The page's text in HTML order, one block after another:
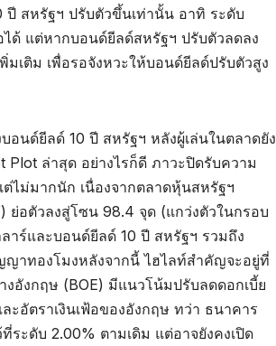
ปี สหรัฐฯ ปรับตัวขึ้นเท่านั้น อาทิ ระดับ
ด้ แต่หากบอนด์ยีลด์สหรัฐฯ ปรับตัวลดลง
มเติม เพื่อรอจังหวะให้บอนด์ยีลด์ปรับตัวสูง
อนด์ยีลด์ 10 ปี สหรัฐฯ หลังผู้เล่นในตลาดยัง
Plot ล่าสุด อย่างไรก็ดี ภาวะปิดรับความ
ไม่มากนัก เนื่องจากตลาดหุ้นสหรัฐฯ
ย่อตัวลงสู่โซน 98.4 จุด (แกว่งตัวในกรอบ
าร์และบอนด์ยีลด์ 10 ปี สหรัฐฯ รวมถึง
ญาทองโมงหลังจากนี้ ไฮไลท์สำคัญจะอยู่ที่
งอังกฤษ (BOE) มีแนวโน้มปรับลดดอกเบี้ย
ะอัตราเงินเฟ้อของอังกฤษ ทว่า ธนาคาร
ระดับ 2.00% ตามเดิม แต่อาจยังคงเปิด